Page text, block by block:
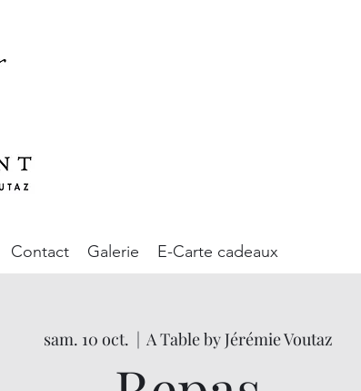
Contact Galerie E-Carte cadeaux
sam. 10 oct.
  |
A Table by Jérémie Voutaz